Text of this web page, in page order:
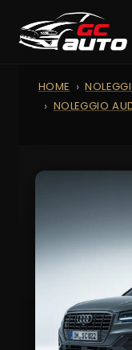
HOME
NOLEGGIO